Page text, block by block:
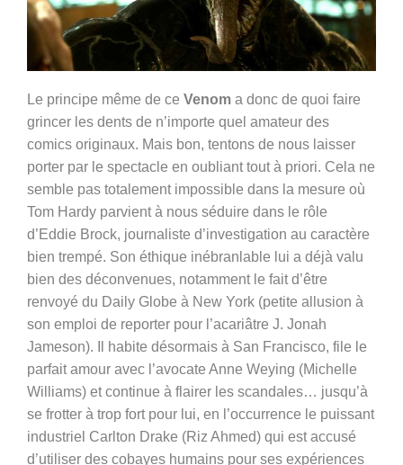
Le principe même de ce Venom a donc de quoi faire
grincer les dents de n’importe quel amateur des
comics originaux. Mais bon, tentons de nous laisser
porter par le spectacle en oubliant tout à priori. Cela ne
semble pas totalement impossible dans la mesure où
Tom Hardy parvient à nous séduire dans le rôle
d’Eddie Brock, journaliste d’investigation au caractère
bien trempé. Son éthique inébranlable lui a déjà valu
bien des déconvenues, notamment le fait d’être
renvoyé du Daily Globe à New York (petite allusion à
son emploi de reporter pour l’acariâtre J. Jonah
Jameson). Il habite désormais à San Francisco, file le
parfait amour avec l’avocate Anne Weying (Michelle
Williams) et continue à flairer les scandales… jusqu’à
se frotter à trop fort pour lui, en l’occurrence le puissant
industriel Carlton Drake (Riz Ahmed) qui est accusé
d’utiliser des cobayes humains pour ses expériences